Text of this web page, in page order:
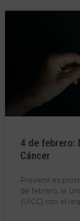
4 de febrero:
Cáncer
Prevenir es
de febrero, la
(UICC) con el